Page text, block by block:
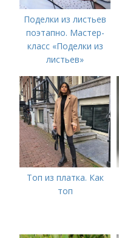
Поделки из листьев
поэтапно. Мастер-
класс «Поделки из
листьев»
Топ из платка. Как
топ